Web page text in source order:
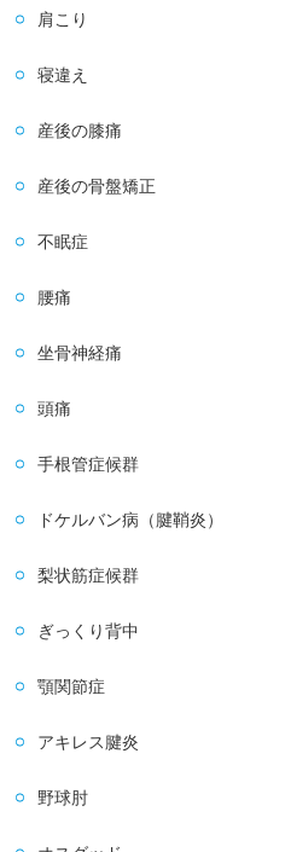
肩こり
寝違え
産後の膝痛
産後の骨盤矯正
不眠症
腰痛
坐骨神経痛
頭痛
手根管症候群
ドケルバン病（腱鞘炎）
梨状筋症候群
ぎっくり背中
顎関節症
アキレス腱炎
野球肘